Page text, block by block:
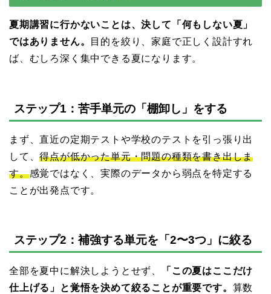
夏期講習に行かないことは、決して「何もしない夏」
ではありません。
目的を絞り、家庭で正しく設計すれ
ば、むしろ深く集中できる夏になります。
ステップ1：苦手単元の「棚卸し」をする
まず、直近の定期テストや学校のテストを引っ張り出
して、得点が低かった単元・問題の種類を書き出しま
す。感覚ではなく、実際のデータから弱点を特定する
ことが出発点です。
ステップ2：補強する単元を「2〜3つ」に絞る
全部を夏中に解決しようとせず、
「この夏はここだけ
仕上げる」と覚悟を決めて絞ることが重要です。 算数